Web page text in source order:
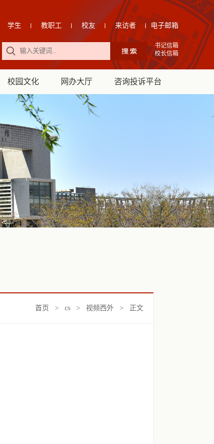
学生 教职工 校友 来访者 电子邮箱
书记信箱
校长信箱
校园文化 网办大厅 咨询投诉平台
首页 > cs > 视频西外 > 正文